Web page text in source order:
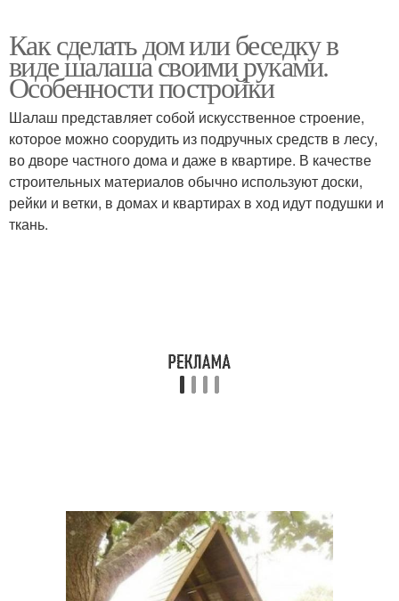
Как сделать дом или беседку в
виде шалаша своими руками.
Особенности постройки
Шалаш представляет собой искусственное строение,
которое можно соорудить из подручных средств в лесу,
во дворе частного дома и даже в квартире. В качестве
строительных материалов обычно используют доски,
рейки и ветки, в домах и квартирах в ход идут подушки и
ткань.